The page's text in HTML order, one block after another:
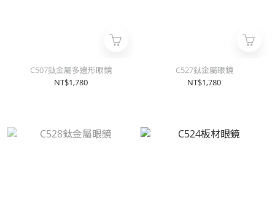
C507鈦金屬多邊形眼鏡
NT$1,780
C527鈦金屬眼鏡
NT$1,780